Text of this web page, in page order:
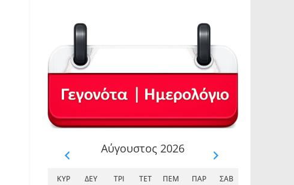
Αύγουστος 2026
ΚΥΡ ΔΕΥ ΤΡΊ ΤΕΤ ΠΈΜ ΠΑΡ ΣΆΒ